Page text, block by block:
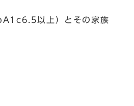
以上）とその家族